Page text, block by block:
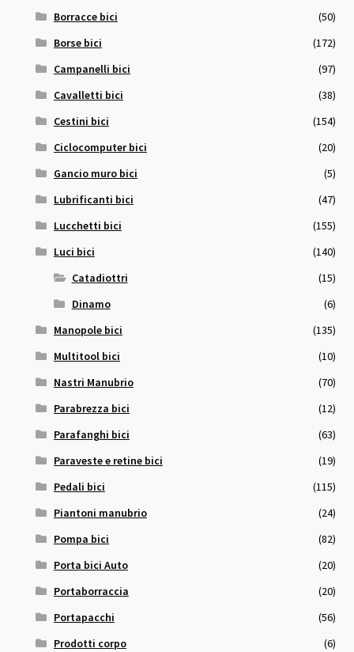
Borracce bici
(50)
Borse bici
(172)
Campanelli bici
(97)
Cavalletti bici
(38)
Cestini bici
(154)
Ciclocomputer bici
(20)
Gancio muro bici
(5)
Lubrificanti bici
(47)
Lucchetti bici
(155)
Luci bici
(140)
Catadiottri
(15)
Dinamo
(6)
Manopole bici
(135)
Multitool bici
(10)
Nastri Manubrio
(70)
Parabrezza bici
(12)
Parafanghi bici
(63)
Paraveste e retine bici
(19)
Pedali bici
(115)
Piantoni manubrio
(24)
Pompa bici
(82)
Porta bici Auto
(20)
Portaborraccia
(20)
Portapacchi
(56)
Prodotti corpo
(6)